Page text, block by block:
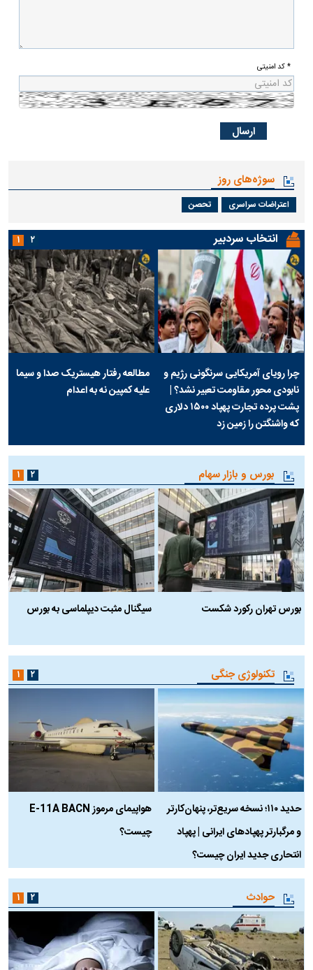
* کد امنیتی
سوژه‌های روز
اعتراضات سراسری تحصن
انتخاب سردبیر
چرا رویای آمریکایی سرنگونی رژیم و
نابودی محور مقاومت تعبیر نشد؟ |
پشت پرده تجارت پهپاد‌ ۱۵۰۰ دلاری
که واشنگتن را زمین زد
مطالعه رفتار هیستریک صدا و سیما
علیه کمپین نه به اعدام
۱ ۲
بورس و بازار سهام
بورس تهران رکورد شکست
سیگنال مثبت دیپلماسی به بورس
۱ ۲
تکنولوژی جنگی
حدید ۱۱۰؛ نسخه سریع‌تر، پنهان‌کارتر
و مرگبارتر پهپادهای ایرانی | پهپاد
انتحاری جدید ایران چیست؟
هواپیمای مرموز E-11A BACN
چیست؟
۱ ۲
حوادث ۱ ۲